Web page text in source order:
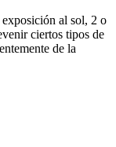
al sol, 2 o
ciertos tipos de
de la